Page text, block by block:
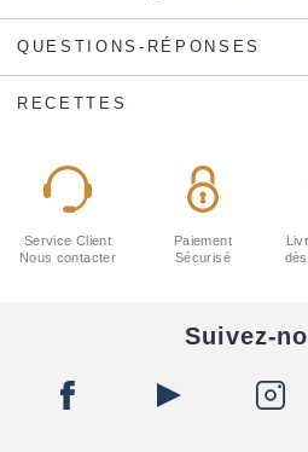
QUESTIONS-RÉPONSES
RECETTES
Service Client
Nous contacter
Paiement
Sécurisé
Suivez-